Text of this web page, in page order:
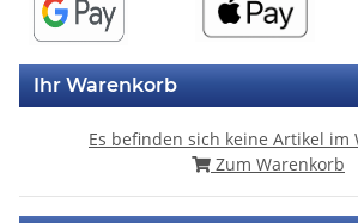
Ihr Warenkorb
Es befinden sich keine Artikel im
Zum Warenkorb